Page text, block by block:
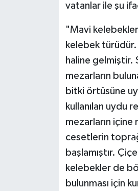
vatanlar ile şu
"Mavi
kelebek türüdür.
haline gelmiştir.
mezarların
bitki örtüsüne
kullanılan uydu
mezarların içine
cesetlerin
başlamıştır.
kelebekler de
bulunması için